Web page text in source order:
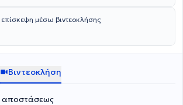
μέσω βιντεοκλήσης
Βιντεοκλήση
αποστάσεως